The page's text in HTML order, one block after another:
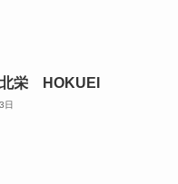
栄 HOKUEI
日